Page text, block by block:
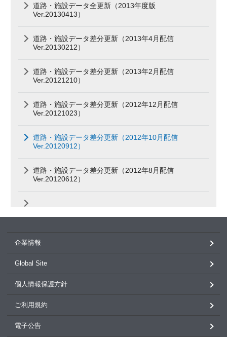
道路・施設データ全更新（2013年度版
Ver.20130413）
道路・施設データ差分更新（2013年4月配信
Ver.20130212）
道路・施設データ差分更新（2013年2月配信
Ver.20121210）
道路・施設データ差分更新（2012年12月配信
Ver.20121023）
道路・施設データ差分更新（2012年10月配信
Ver.20120912）
道路・施設データ差分更新（2012年8月配信
Ver.20120612）
企業情報
Global Site
個人情報保護方針
ご利用規約
電子公告